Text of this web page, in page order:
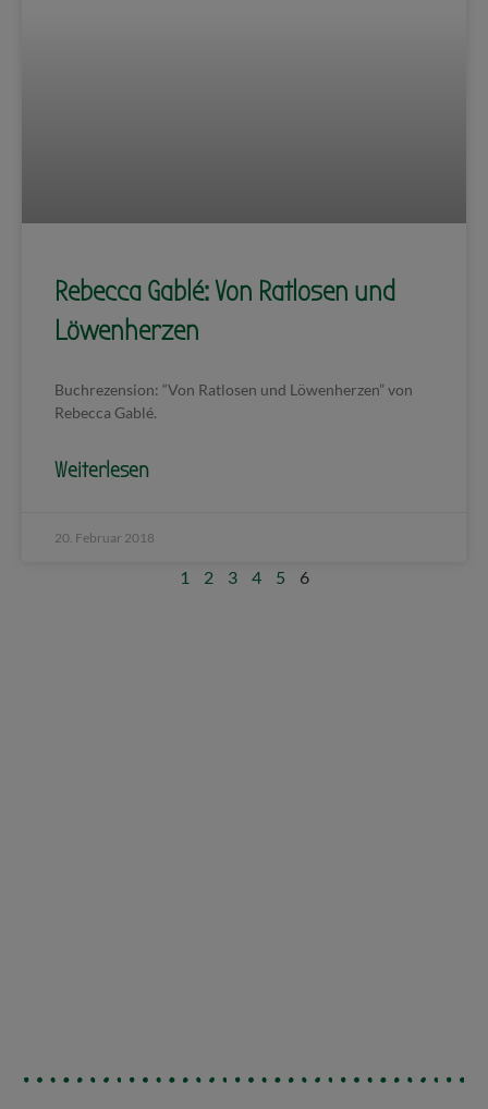
Rebecca Gablé: Von Ratlosen und
Löwenherzen
Buchrezension: “Von Ratlosen und Löwenherzen” von
Rebecca Gablé.
Weiterlesen
20. Februar 2018
1 2 3 4 5 6